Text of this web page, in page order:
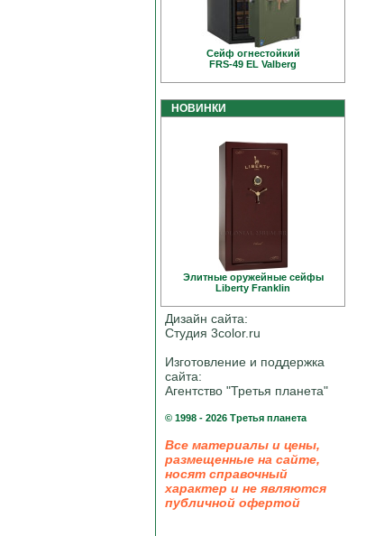
Сейф огнестойкий
FRS-49 EL Valberg
НОВИНКИ
Элитные оружейные сейфы
Liberty Franklin
Дизайн сайта:
Студия 3color.ru
Изготовление и поддержка
сайта:
Агентство "Третья планета"
© 1998 - 2026 Третья планета
Все материалы и цены,
размещенные на сайте,
носят справочный
характер и не являются
публичной офертой